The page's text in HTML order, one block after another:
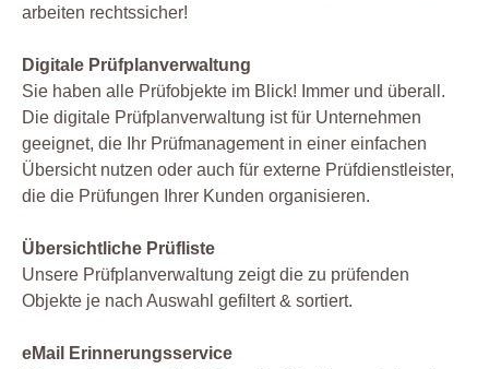
arbeiten rechtssicher!
Digitale Prüfplanverwaltung
Sie haben alle Prüfobjekte im Blick! Immer und überall.
Die digitale Prüfplanverwaltung ist für Unternehmen
geeignet, die Ihr Prüfmanagement in einer einfachen
Übersicht nutzen oder auch für externe Prüfdienstleister,
die die Prüfungen Ihrer Kunden organisieren.
Übersichtliche Prüfliste
Unsere Prüfplanverwaltung zeigt die zu prüfenden
Objekte je nach Auswahl gefiltert & sortiert.
eMail Erinnerungsservice